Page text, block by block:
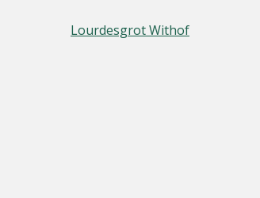
Lourdesgrot Withof